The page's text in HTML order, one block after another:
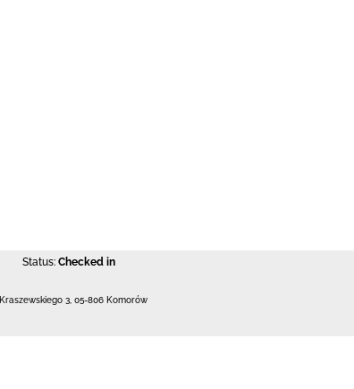
Status: Checked in
3 05-806 Komorów